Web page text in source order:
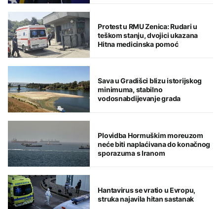
Protest u RMU Zenica: Rudari u
teškom stanju, dvojici ukazana
Hitna medicinska pomoć
Sava u Gradišci blizu istorijskog
minimuma, stabilno
vodosnabdijevanje grada
Plovidba Hormuškim moreuzom
neće biti naplaćivana do konačnog
sporazuma s Iranom
Hantavirus se vratio u Evropu,
struka najavila hitan sastanak